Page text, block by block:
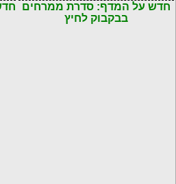
חדש על המדף: סדרת ממרחים
בבקבוק לחיץ